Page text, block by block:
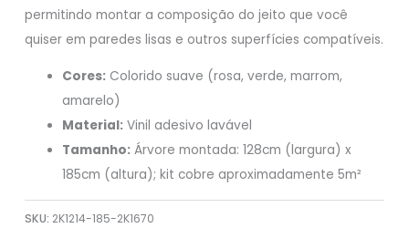
permitindo montar a composição do jeito que você
quiser em paredes lisas e outros superfícies compatíveis.
Cores: Colorido suave (rosa, verde, marrom,
amarelo)
Material: Vinil adesivo lavável
Tamanho: Árvore montada: 128cm (largura) x
185cm (altura); kit cobre aproximadamente 5m²
SKU: 2K1214-185-2K1670